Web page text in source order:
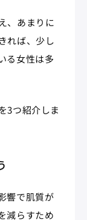
、あまりに
れば、少し
る女性は多
3つ紹介しま
響で肌質が
減らすため